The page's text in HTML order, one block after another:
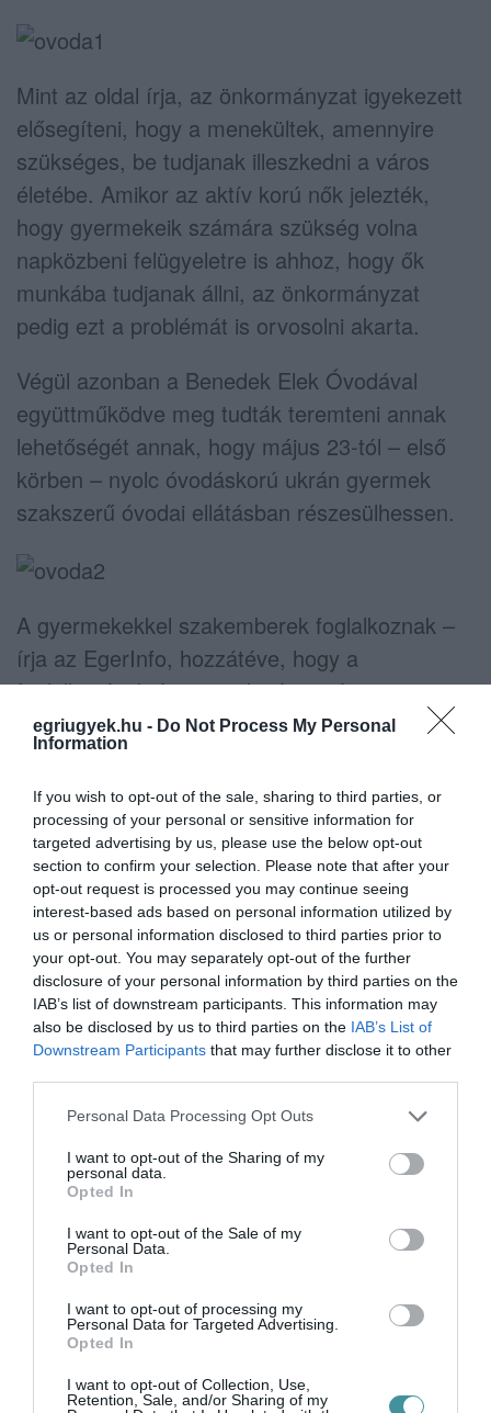
egriugyek.hu - Do Not Process My Personal
Information
If you wish to opt-out of the sale, sharing to third parties, or
processing of your personal or sensitive information for
targeted advertising by us, please use the below opt-out
section to confirm your selection. Please note that after your
opt-out request is processed you may continue seeing
interest-based ads based on personal information utilized by
us or personal information disclosed to third parties prior to
your opt-out. You may separately opt-out of the further
disclosure of your personal information by third parties on the
IAB’s list of downstream participants. This information may
also be disclosed by us to third parties on the IAB’s List of
Downstream Participants that may further disclose it to other
Please note that this website/app uses one or more Google
not limited to your visit or usage behaviour. You may click to
grant or deny consent to Google and its third-party tags to
use your data for below specified purposes in below Google
consent section.
Personal Data Processing Opt Outs
I want to opt-out of the Sharing of my
personal data.
Opted In
I want to opt-out of the Sale of my
Personal Data.
Opted In
I want to opt-out of processing my
Personal Data for Targeted Advertising.
Opted In
I want to opt-out of Collection, Use,
Retention, Sale, and/or Sharing of my
Mint az oldal írja, az önkormányzat igyekezett
elősegíteni, hogy a menekültek, amennyire
szükséges, be tudjanak illeszkedni a város
életébe. Amikor az aktív korú nők jelezték,
hogy gyermekeik számára szükség volna
napközbeni felügyeletre is ahhoz, hogy ők
munkába tudjanak állni, az önkormányzat
pedig ezt a problémát is orvosolni akarta.
Végül azonban a Benedek Elek Óvodával
együttműködve meg tudták teremteni annak
lehetőségét annak, hogy május 23-tól – első
körben – nyolc óvodáskorú ukrán gyermek
szakszerű óvodai ellátásban részesülhessen.
A gyermekekkel szakemberek foglalkoznak –
írja az EgerInfo, hozzátéve, hogy a
foglalkozások és a gondozás során a magyar
nyelvet használják, amely ugyan eleinte
megnehezíti a kommunikációt, de úgy vélik,
hosszabb távon hasznos lesz a kcsik számára.
(Képek forrása: egerinfo.com)
Ne maradjon le a legfrissebb hírekről, kövessen
bennünket az EGRI ÜGYEK Google Hírek oldalán!
VISSZA A FŐOLDALRA
Legfrissebb híreink
2026. augusztus 06